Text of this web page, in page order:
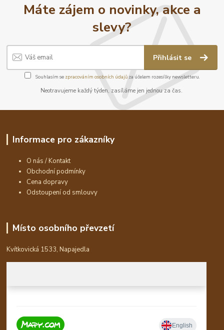
Máte zájem o novinky, akce a
slevy?
Přihlásit se
Souhlasím se zpracováním osobních údajůza účelem rozesílky newsletteru.
Neotravujeme každý týden, zasíláme jen jednou za čas.
Informace pro zákazníky
O nás / Kontakt
Obchodní podmínky
Cena dopravy
Odstoupení od smlouvy
Místo osobního převzetí
Kvítkovická 1533, Napajedla